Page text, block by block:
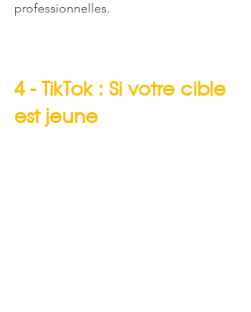
professionnelles.
4 - TikTok : Si votre cible
est jeune